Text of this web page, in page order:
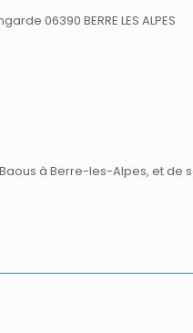
06390 BERRE LES ALPES
à Berre-les-Alpes, et